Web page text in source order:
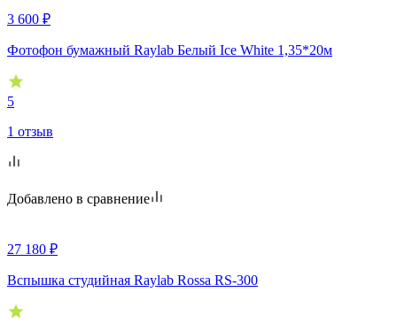
3 600 ₽
Фотофон бумажный Raylab Белый Ice White 1,35*20м
5
1 отзыв
Добавлено в сравнение
27 180 ₽
Вспышка студийная Raylab Rossa RS-300